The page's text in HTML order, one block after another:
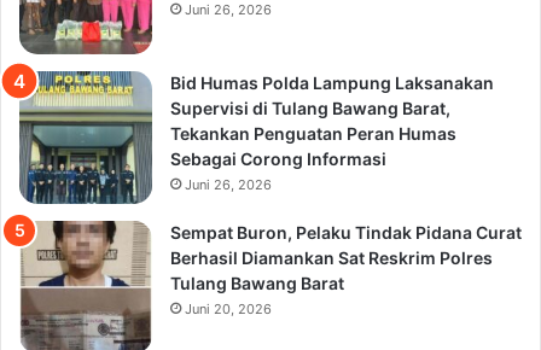
Juni 26, 2026
Bid Humas Polda Lampung Laksanakan
Supervisi di Tulang Bawang Barat,
Tekankan Penguatan Peran Humas
Sebagai Corong Informasi
Juni 26, 2026
Sempat Buron, Pelaku Tindak Pidana Curat
Berhasil Diamankan Sat Reskrim Polres
Tulang Bawang Barat
Juni 20, 2026